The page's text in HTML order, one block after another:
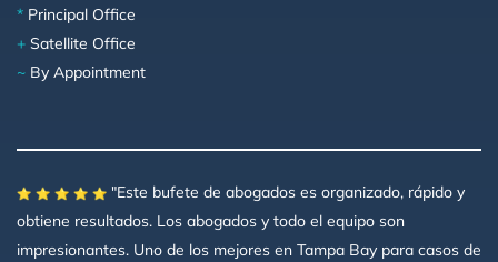
* Principal Office
+ Satellite Office
~ By Appointment
"Este bufete de abogados es organizado, rápido y
obtiene resultados. Los abogados y todo el equipo son
impresionantes. Uno de los mejores en Tampa Bay para casos de